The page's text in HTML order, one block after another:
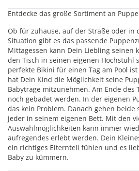
Entdecke das große Sortiment an
Ob für zuhause, auf der Straße oder in
Situation gibt es das passende
Mittagessen kann Dein Liebling seinen
den Tisch in seinen eigenen Hochstuhl
perfekte Bikini für einen Tag am Pool
hat Dein Kind die Möglichkeit seine
Babytrage mitzunehmen. Am Ende des
noch gebadet werden. In der eigenen
das kein Problem. Danach gehen beide
jeder in seinem eigenen Bett. Mit den
Auswahlmöglichkeiten kann immer
aufregendes erlebt werden. Dein
ein richtiges Elternteil fühlen und es
Baby zu kümmern.